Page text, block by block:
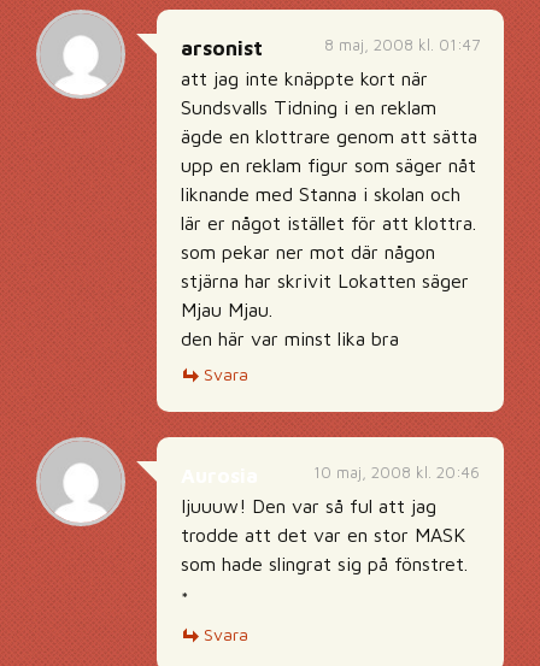
8 maj, 2008 kl. 01:47
arsonist
att jag inte knäppte kort när
Sundsvalls Tidning i en reklam
ägde en klottrare genom att sätta
upp en reklam figur som säger nåt
liknande med Stanna i skolan och
lär er något istället för att klottra.
som pekar ner mot där någon
stjärna har skrivit Lokatten säger
Mjau Mjau.
den här var minst lika bra
Svara
10 maj, 2008 kl. 20:46
Ijuuuw! Den var så ful att jag
trodde att det var en stor MASK
som hade slingrat sig på fönstret.
*
Svara